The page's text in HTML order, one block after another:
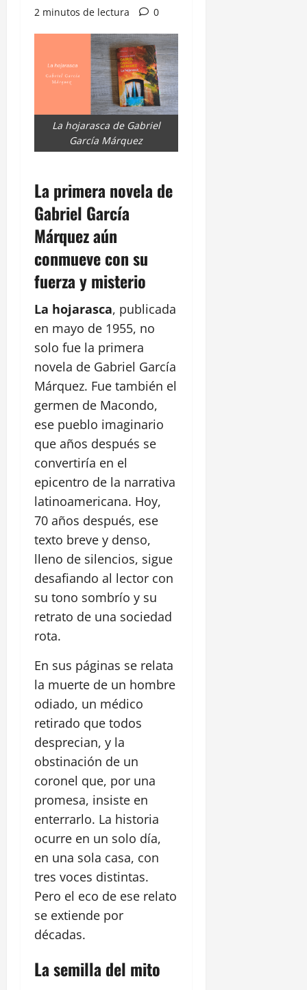
2 minutos de lectura
0
La hojarasca de Gabriel
García Márquez
La primera novela de
Gabriel García
Márquez aún
conmueve con su
fuerza y misterio
La hojarasca, publicada
en mayo de 1955, no
solo fue la primera
novela de Gabriel García
Márquez. Fue también el
germen de Macondo,
ese pueblo imaginario
que años después se
convertiría en el
epicentro de la narrativa
latinoamericana. Hoy,
70 años después, ese
texto breve y denso,
lleno de silencios, sigue
desafiando al lector con
su tono sombrío y su
retrato de una sociedad
rota.
En sus páginas se relata
la muerte de un hombre
odiado, un médico
retirado que todos
desprecian, y la
obstinación de un
coronel que, por una
promesa, insiste en
enterrarlo. La historia
ocurre en un solo día,
en una sola casa, con
tres voces distintas.
Pero el eco de ese relato
se extiende por
décadas.
La semilla del mito